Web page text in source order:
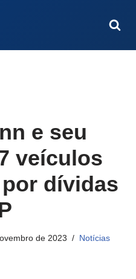
e seu
veículos
dívidas
de 2023 Notícias